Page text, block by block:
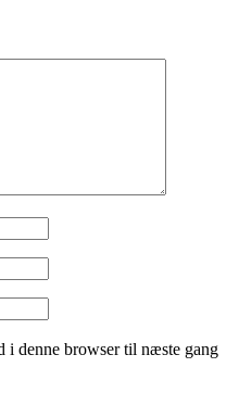
i denne browser til næste gang